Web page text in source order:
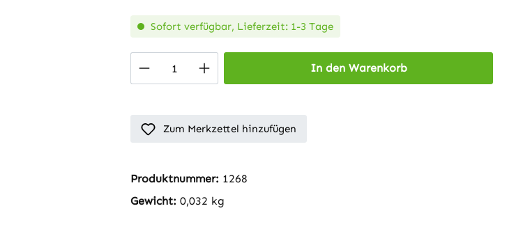
Sofort verfügbar, Lieferzeit: 1-3 Tage
Produkt Anzahl: Gib den gewünschten Wert
In den Warenkorb
Zum Merkzettel hinzufügen
Produktnummer: 1268
Gewicht: 0,032 kg